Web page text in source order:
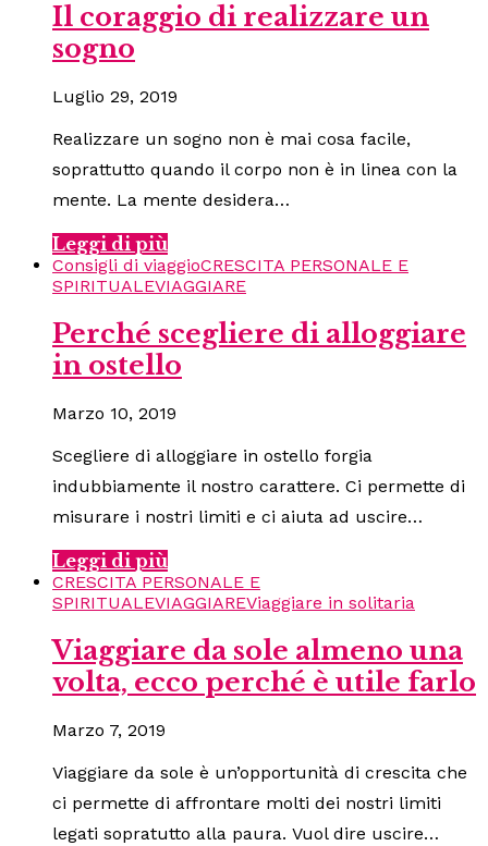
Il coraggio di realizzare un
sogno
Luglio 29, 2019
Realizzare un sogno non è mai cosa facile,
soprattutto quando il corpo non è in linea con la
mente. La mente desidera…
Leggi di più
Consigli di viaggioCRESCITA PERSONALE E
SPIRITUALEVIAGGIARE
Perché scegliere di alloggiare
in ostello
Marzo 10, 2019
Scegliere di alloggiare in ostello forgia
indubbiamente il nostro carattere. Ci permette di
misurare i nostri limiti e ci aiuta ad uscire…
Leggi di più
CRESCITA PERSONALE E
SPIRITUALEVIAGGIAREViaggiare in solitaria
Viaggiare da sole almeno una
volta, ecco perché è utile farlo
Marzo 7, 2019
Viaggiare da sole è un’opportunità di crescita che
ci permette di affrontare molti dei nostri limiti
legati sopratutto alla paura. Vuol dire uscire…